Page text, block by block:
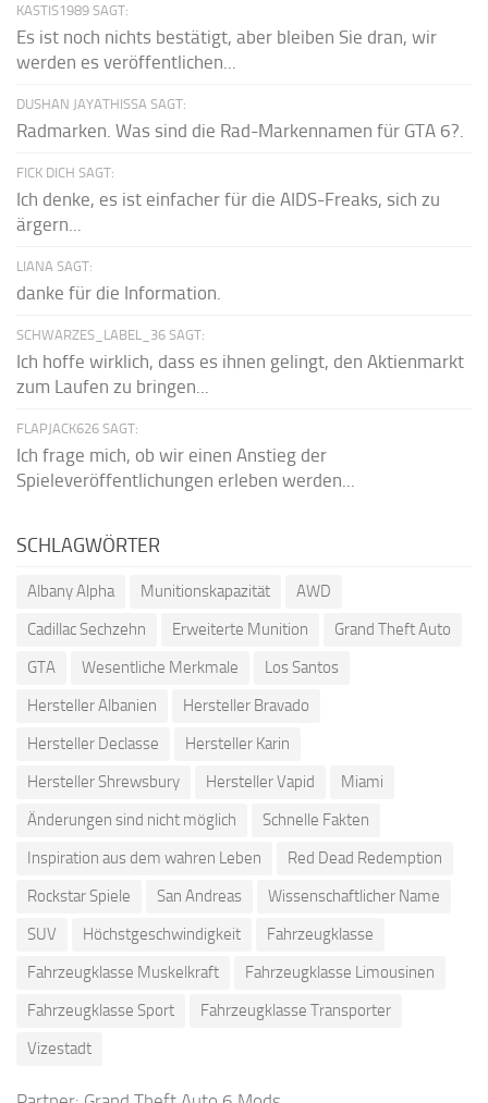
KASTIS1989 SAGT:
Es ist noch nichts bestätigt, aber bleiben Sie dran, wir
werden es veröffentlichen...
DUSHAN JAYATHISSA SAGT:
Radmarken. Was sind die Rad-Markennamen für GTA 6?.
FICK DICH SAGT:
Ich denke, es ist einfacher für die AIDS-Freaks, sich zu
ärgern...
LIANA SAGT:
danke für die Information.
SCHWARZES_LABEL_36 SAGT:
Ich hoffe wirklich, dass es ihnen gelingt, den Aktienmarkt
zum Laufen zu bringen...
FLAPJACK626 SAGT:
Ich frage mich, ob wir einen Anstieg der
Spieleveröffentlichungen erleben werden...
SCHLAGWÖRTER
Albany Alpha Munitionskapazität
AWD
Cadillac Sechzehn
Erweiterte Munition
Grand Theft Auto
GTA
Wesentliche Merkmale
Los Santos
Hersteller Albanien
Hersteller Bravado
Hersteller Declasse
Hersteller Karin
Hersteller Shrewsbury
Hersteller Vapid
Miami
Änderungen sind nicht möglich
Schnelle Fakten
Inspiration aus dem wahren Leben
Red Dead Redemption
Rockstar Spiele
San Andreas
Wissenschaftlicher Name
SUV
Höchstgeschwindigkeit
Fahrzeugklasse
Fahrzeugklasse Muskelkraft
Fahrzeugklasse Limousinen
Fahrzeugklasse Sport
Fahrzeugklasse Transporter
Vizestadt